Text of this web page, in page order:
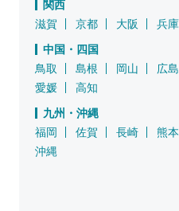
関西
滋賀
京都 大阪 兵庫
中国・四国
鳥取
島根 岡山 広島
愛媛
高知
九州・沖縄
福岡
佐賀 長崎 熊本
沖縄